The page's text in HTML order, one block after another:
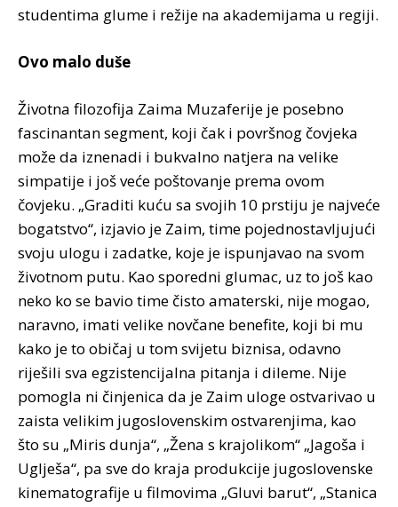
studentima glume i režije na akademijama u regiji.
Ovo malo duše
Životna filozofija Zaima Muzaferije je posebno
fascinantan segment, koji čak i površnog čovjeka
može da iznenadi i bukvalno natjera na velike
simpatije i još veće poštovanje prema ovom
čovjeku. „Graditi kuću sa svojih 10 prstiju je najveće
bogatstvo“, izjavio je Zaim, time pojednostavljujući
svoju ulogu i zadatke, koje je ispunjavao na svom
životnom putu. Kao sporedni glumac, uz to još kao
neko ko se bavio time čisto amaterski, nije mogao,
naravno, imati velike novčane benefite, koji bi mu
kako je to običaj u tom svijetu biznisa, odavno
riješili sva egzistencijalna pitanja i dileme. Nije
pomogla ni činjenica da je Zaim uloge ostvarivao u
zaista velikim jugoslovenskim ostvarenjima, kao
što su „Miris dunja“, „Žena s krajolikom“ „Jagoša i
Uglješa“, pa sve do kraja produkcije jugoslovenske
kinematografije u filmovima „Gluvi barut“, „Stanica